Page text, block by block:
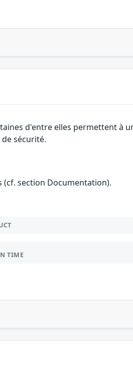
d'entre elles permettent à
sécurité.
section Documentation).
TIME